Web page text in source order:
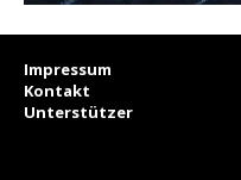
Impressum
Kontakt
Unterstützer